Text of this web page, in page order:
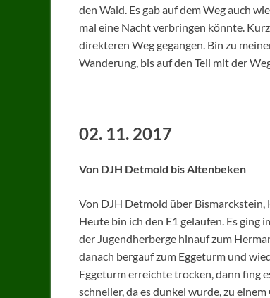
den Wald. Es gab auf dem Weg auch
mal eine Nacht verbringen könnte.
direkteren Weg gegangen. Bin zu
Wanderung, bis auf den Teil mit der
02. 11. 2017
Von DJH Detmold bis Altenbeken
Von DJH Detmold über
Heute bin ich den E1 gelaufen. Es ging
der Jugendherberge hinauf zum
danach bergauf zum Eggeturm und
Eggeturm erreichte trocken, dann fing
schneller, da es dunkel wurde, zu